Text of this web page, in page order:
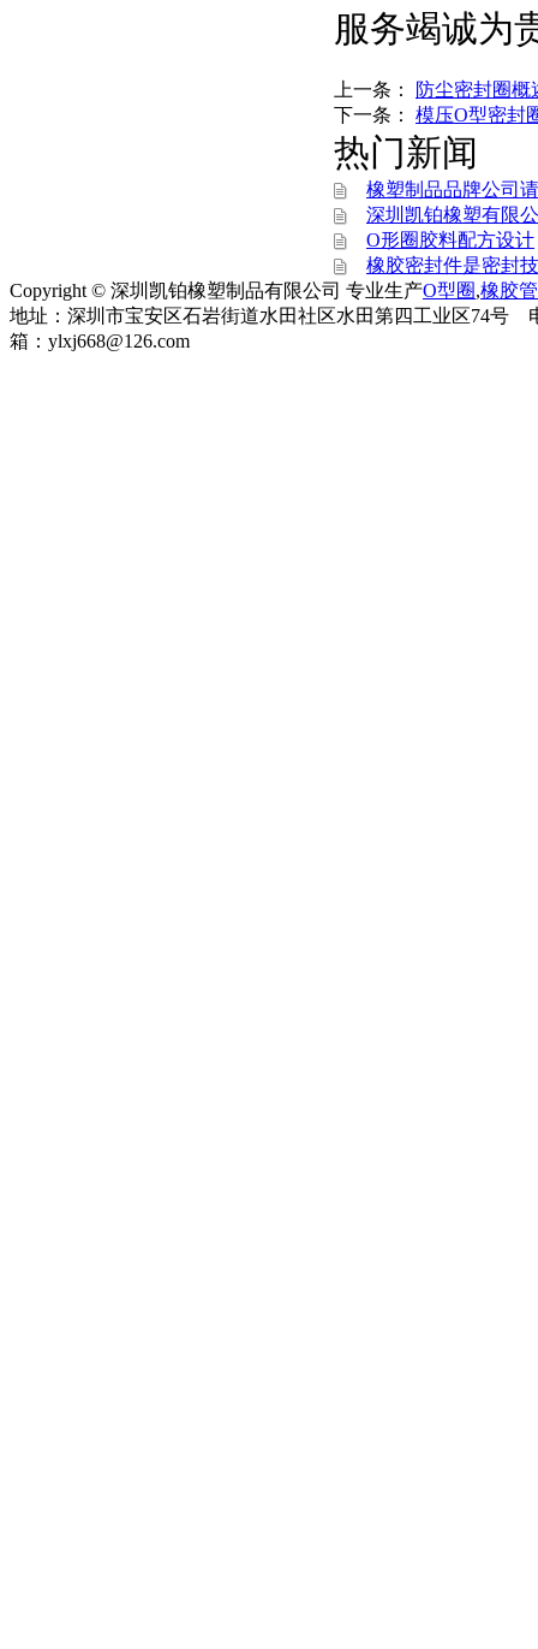
服务竭诚为
上一条：
防尘密封圈概
下一条： 模压O型密封
热门新闻
橡塑制品品牌公司
深圳凯铂橡塑有限
O形圈胶料配方设计
橡胶密封件是密封
Copyright © 深圳凯铂橡塑制品有限公司 专业生产O型圈,橡胶管
地址：深圳市宝安区石岩街道水田社区水田第四工业区74号
箱：ylxj668@126.com